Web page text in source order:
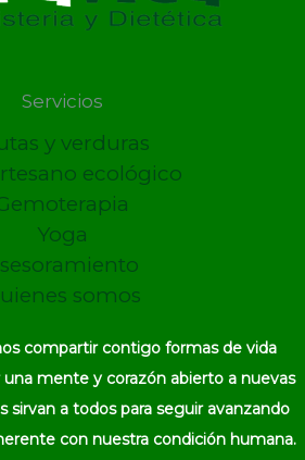
Servicios
y verduras
ecológico
Yoga
somos
compartir contigo formas de vida
mente y corazón abierto a nuevas
sirvan a todos para seguir avanzando
con nuestra condición humana.